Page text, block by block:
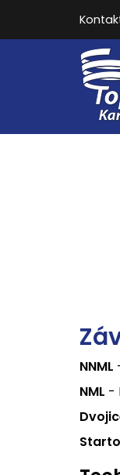
NNML
NML -